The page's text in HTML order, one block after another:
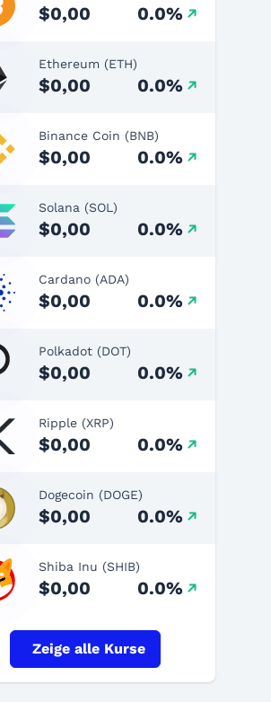
$0,00 0.0%
Ethereum (ETH)
$0,00 0.0%
Binance Coin (BNB)
$0,00 0.0%
Solana (SOL)
$0,00 0.0%
Cardano (ADA)
$0,00 0.0%
Polkadot (DOT)
$0,00 0.0%
Ripple (XRP)
$0,00 0.0%
Dogecoin (DOGE)
$0,00 0.0%
Shiba Inu (SHIB)
$0,00 0.0%
Zeige alle Kurse